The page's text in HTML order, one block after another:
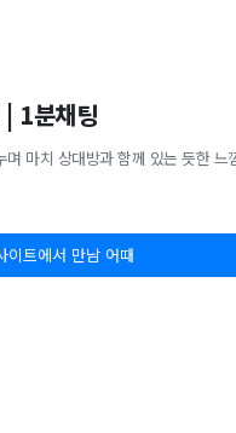
| 1분채팅
마치 상대방과 함께 있는 듯한 느
이트에서 만남 어때